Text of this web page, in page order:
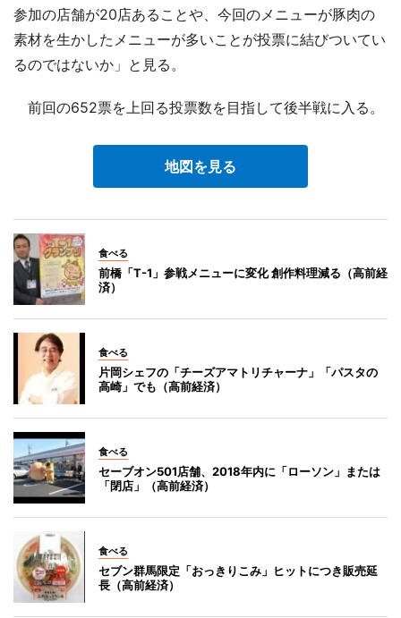
参加の店舗が20店あることや、今回のメニューが豚肉の
素材を生かしたメニューが多いことが投票に結びついてい
るのではないか」と見る。
前回の652票を上回る投票数を目指して後半戦に入る。
地図を見る
食べる
前橋「T-1」参戦メニューに変化 創作料理減る（高前経
済）
食べる
片岡シェフの「チーズアマトリチャーナ」「パスタの
高崎」でも（高前経済）
食べる
セーブオン501店舗、2018年内に「ローソン」または
「閉店」（高前経済）
食べる
セブン群馬限定「おっきりこみ」ヒットにつき販売延
長（高前経済）